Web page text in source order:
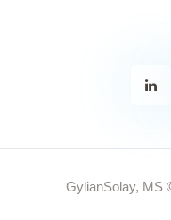
GylianSolay, MS